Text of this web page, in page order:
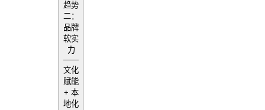
趋势
二：
品牌
软实
力
——
文化
赋能
+ 本
地化